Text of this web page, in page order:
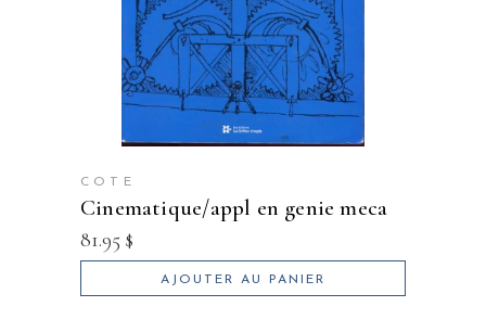
COTE
cinematique/appl en genie meca
81.95 $
AJOUTER AU PANIER